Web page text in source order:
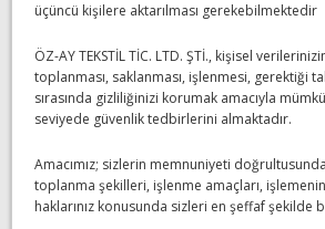
üçüncü kişilere aktarılması gerekebilmektedir
ÖZ-AY TEKSTİL TİC. LTD. ŞTİ., kişisel
toplanması, saklanması, işlenmesi, gerektiği
sırasında gizliliğinizi korumak amacıyla
seviyede güvenlik tedbirlerini almaktadır.
Amacımız; sizlerin memnuniyeti
toplanma şekilleri, işlenme amaçları,
haklarınız konusunda sizleri en şeffaf şekilde